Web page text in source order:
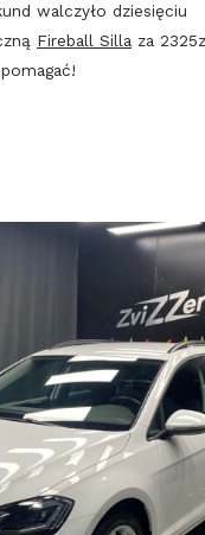
walczyło dziesięciu
Fireball Silla za